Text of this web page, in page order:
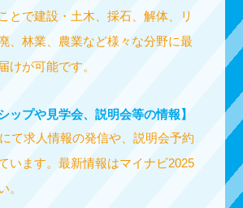
とで建設・土木、採石、解体、リ
、林業、農業など様々な分野に最
けが可能です。
ップや見学会、説明会等の情報】
て求人情報の発信や、説明会予約
います。最新情報はマイナビ2025
。